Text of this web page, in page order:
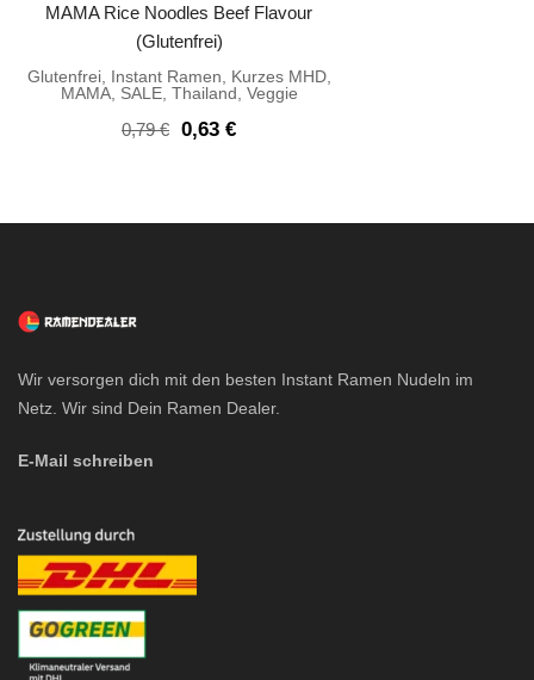
MAMA Rice Noodles Beef Flavour
(Glutenfrei)
Glutenfrei, Instant Ramen Kurzes MHD,
MAMA, SALE, Thailand Veggie
0,79€ Ursprünglicher
0,63 €Aktueller
Wir versorgen dich mit den besten Instant Ramen Nudeln im
Netz. Wir sind Dein Ramen Dealer.
E-Mail schreiben